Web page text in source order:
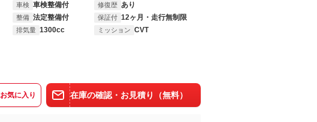
車検 車検整備付 修復歴 あり
整備 法定整備付 保証付 12ヶ月・走行無制限
排気量 1300cc ミッション CVT
お気に入り 在庫の確認・お見積り（無料）